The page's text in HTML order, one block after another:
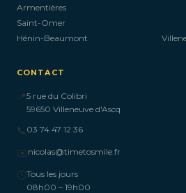
Armentières
Saint-Omer
Hénin-Beaumont
CONTACT
📍5 rue du Colibri
59650 Villeneuve d'Ascq
📞 03 74 47 12 36
✉️nicolas@timetosmile.fr
🕐Tous les jours
08h00 – 19h00